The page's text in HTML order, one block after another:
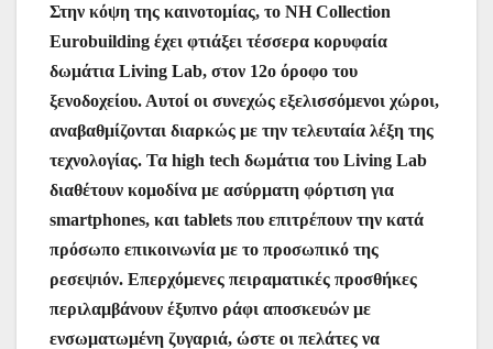
Στην κόψη της καινοτομίας, το NH Collection
Eurobuilding έχει φτιάξει τέσσερα κορυφαία
δωμάτια Living Lab, στον 12ο όροφο του
ξενοδοχείου. Αυτοί οι συνεχώς εξελισσόμενοι χώροι,
αναβαθμίζονται διαρκώς με την τελευταία λέξη της
τεχνολογίας. Τα high tech δωμάτια του Living Lab
διαθέτουν κομοδίνα με ασύρματη φόρτιση για
smartphones, και tablets που επιτρέπουν την κατά
πρόσωπο επικοινωνία με το προσωπικό της
ρεσεψιόν. Επερχόμενες πειραματικές προσθήκες
περιλαμβάνουν έξυπνο ράφι αποσκευών με
ενσωματωμένη ζυγαριά, ώστε οι πελάτες να